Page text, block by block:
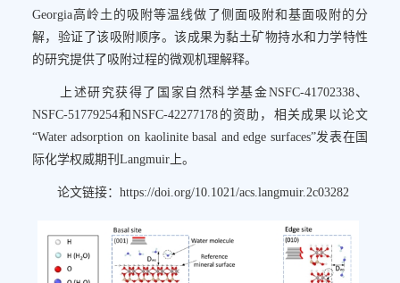
Georgia高岭土的吸附等温线做了侧面吸附和基面吸附的分
解，验证了该吸附顺序。该成果为黏土矿物持水和力学特性
的研究提供了吸附过程的微观机理解释。
上述研究获得了国家自然科学基金NSFC-41702338、
NSFC-51779254和NSFC-42277178的资助，相关成果以论文
“Water adsorption on kaolinite basal and edge surfaces”发表在国
际化学权威期刊Langmuir上。
论文链接：https://doi.org/10.1021/acs.langmuir.2c03282